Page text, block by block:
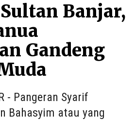
Banjar,
Gandeng
- Pangeran Syarif
Bahasyim atau yang